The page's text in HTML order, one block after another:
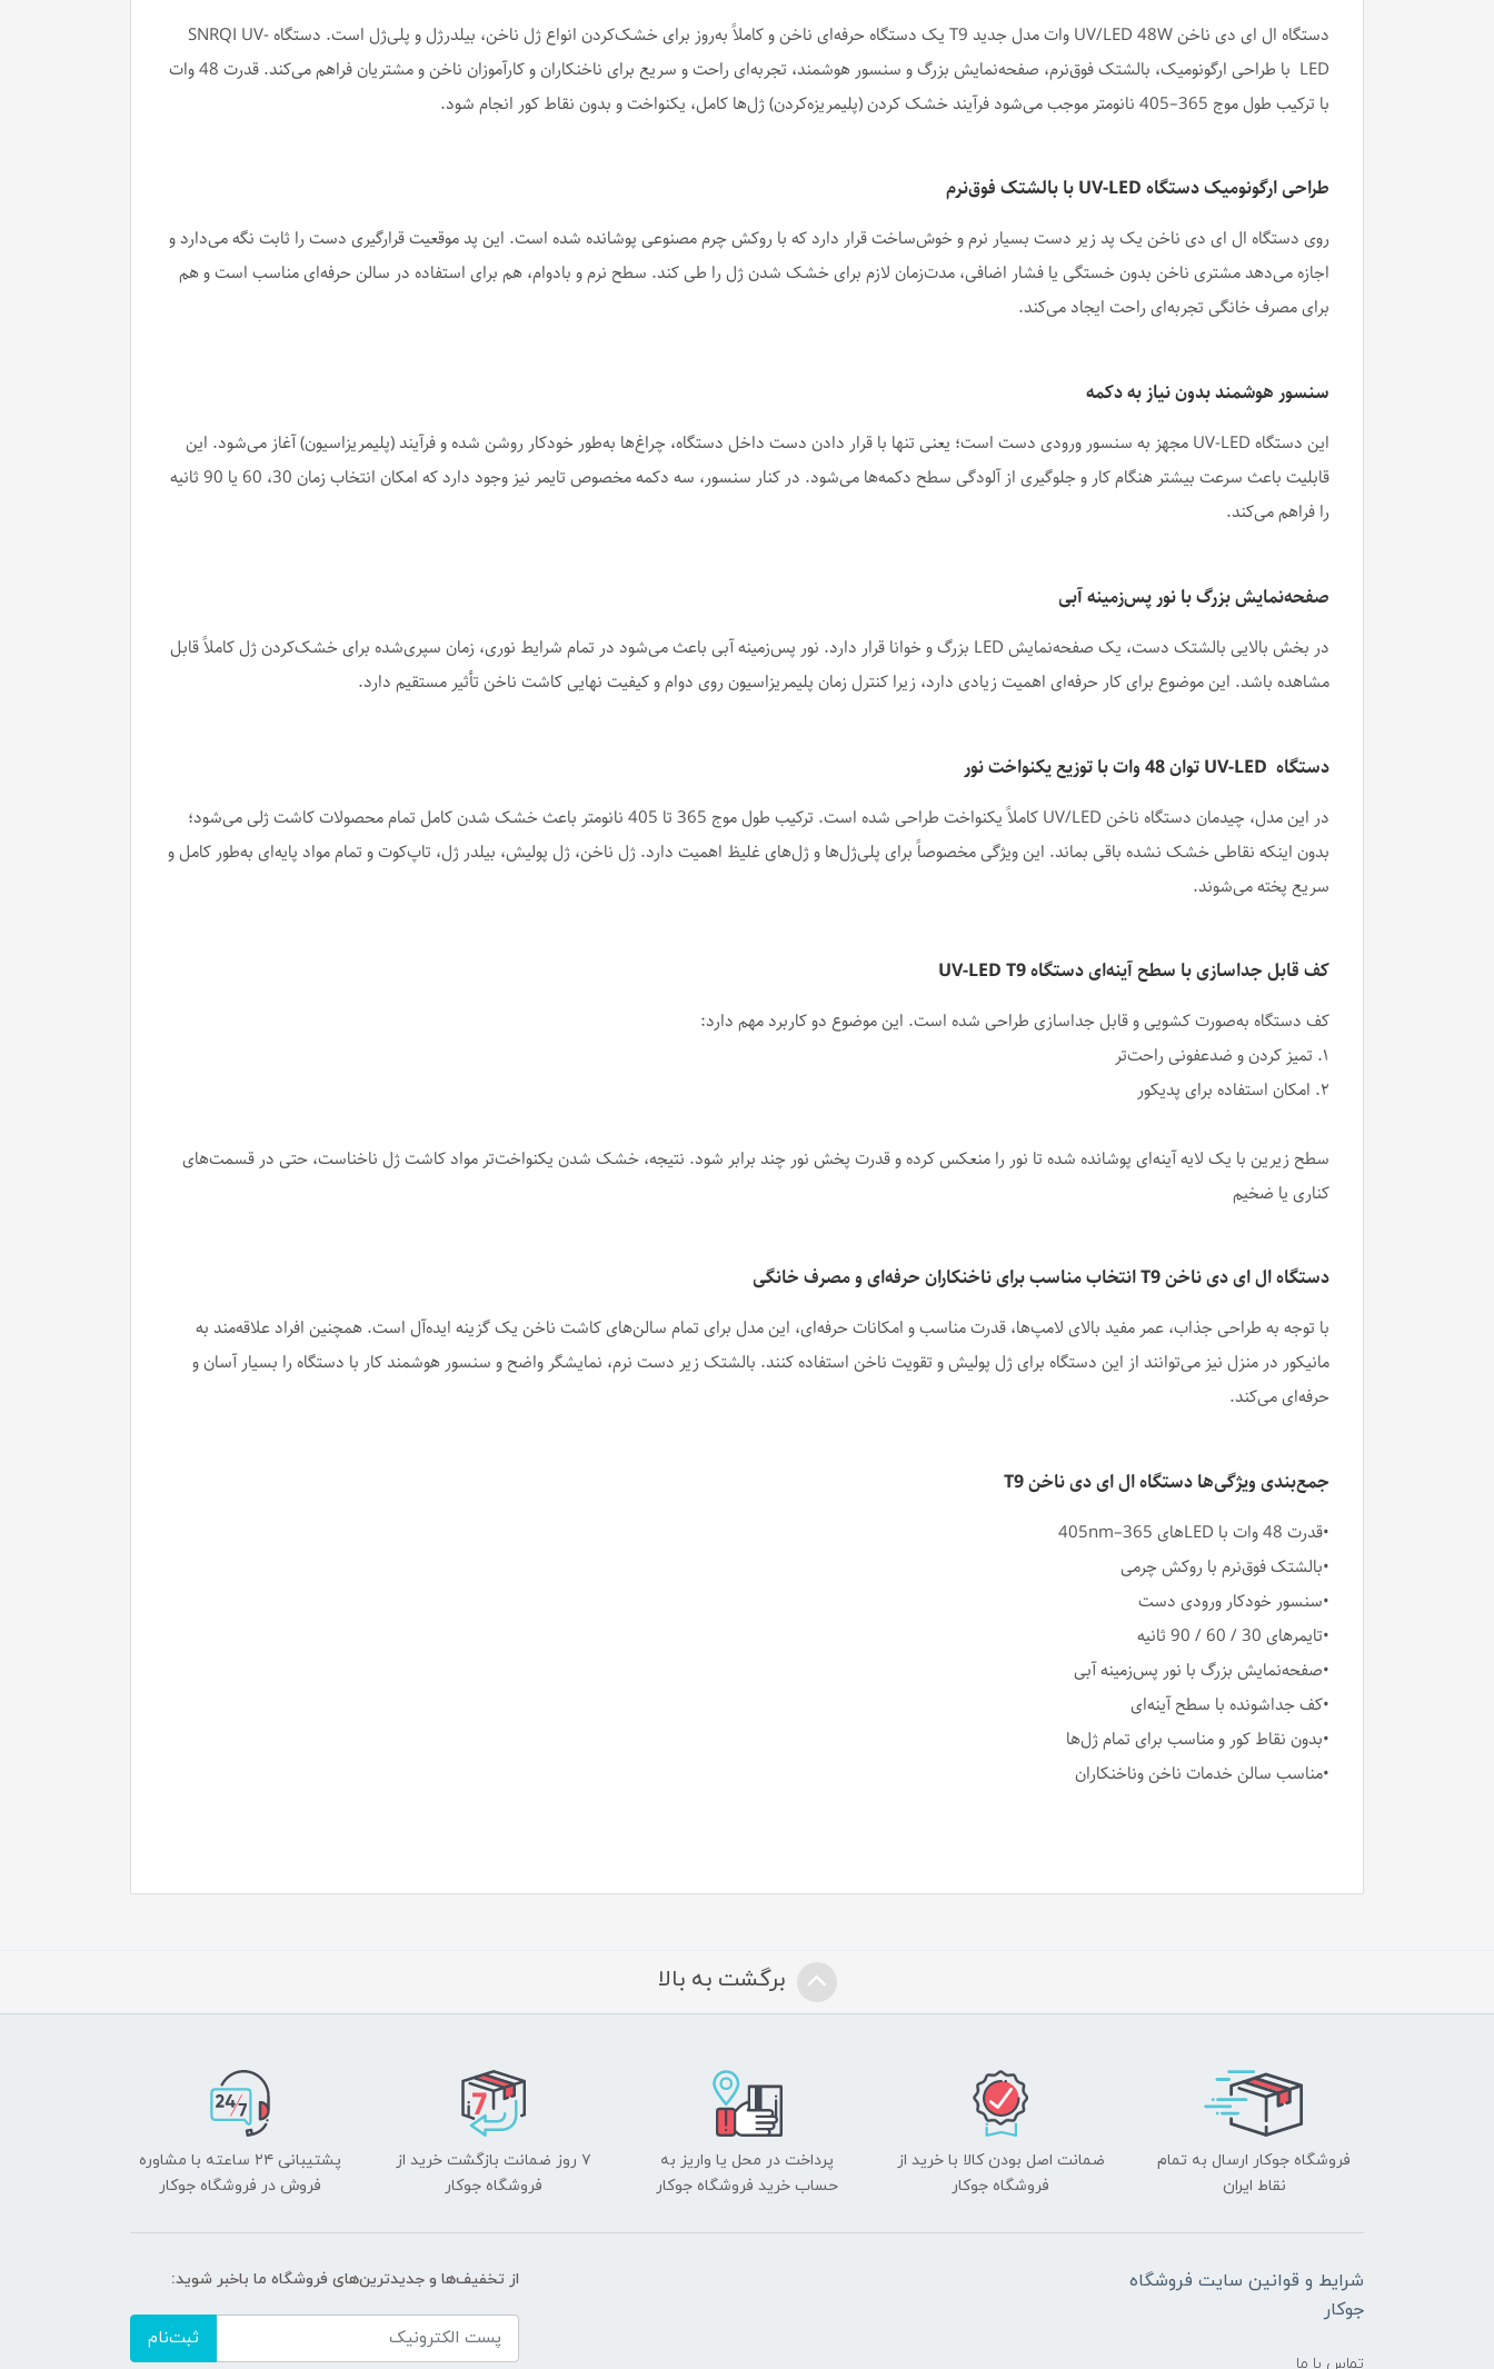
دستگاه ال ای دی ناخن UV/LED 48W وات مدل جدید T9 یک دستگاه حرفه‌ای ناخن و کاملاً به‌روز برای خشک‌کردن انواع ژل ناخن، بیلدرژل و پلی‌ژل است. دستگاه SNRQI UV-
LED با طراحی ارگونومیک، بالشتک فوق‌نرم، صفحه‌نمایش بزرگ و سنسور هوشمند، تجربه‌ای راحت و سریع برای ناخنکاران و کارآموزان ناخن و مشتریان فراهم می‌کند. قدرت 48 وات
با ترکیب طول موج 365–405 نانومتر موجب می‌شود فرآیند خشک کردن (پلیمریزه‌کردن) ژل‌ها کامل، یکنواخت و بدون نقاط کور انجام شود.
طراحی ارگونومیک دستگاه UV-LED با بالشتک فوق‌نرم
روی دستگاه ال ای دی ناخن یک پد زیر دست بسیار نرم و خوش‌ساخت قرار دارد که با روکش چرم مصنوعی پوشانده شده است. این پد موقعیت قرارگیری دست را ثابت نگه می‌دارد و
اجازه می‌دهد مشتری ناخن بدون خستگی یا فشار اضافی، مدت‌زمان لازم برای خشک شدن ژل را طی کند. سطح نرم و بادوام، هم برای استفاده در سالن حرفه‌ای مناسب است و هم
برای مصرف خانگی تجربه‌ای راحت ایجاد می‌کند.
سنسور هوشمند بدون نیاز به دکمه
این دستگاه UV-LED مجهز به سنسور ورودی دست است؛ یعنی تنها با قرار دادن دست داخل دستگاه، چراغ‌ها به‌طور خودکار روشن شده و فرآیند (پلیمریزاسیون) آغاز می‌شود. این
قابلیت باعث سرعت بیشتر هنگام کار و جلوگیری از آلودگی سطح دکمه‌ها می‌شود. در کنار سنسور، سه دکمه مخصوص تایمر نیز وجود دارد که امکان انتخاب زمان 30، 60 یا 90 ثانیه
را فراهم می‌کند.
صفحه‌نمایش بزرگ با نور پس‌زمینه آبی
در بخش بالایی بالشتک دست، یک صفحه‌نمایش LED بزرگ و خوانا قرار دارد. نور پس‌زمینه آبی باعث می‌شود در تمام شرایط نوری، زمان سپری‌شده برای خشک‌کردن ژل کاملاً قابل
مشاهده باشد. این موضوع برای کار حرفه‌ای اهمیت زیادی دارد، زیرا کنترل زمان پلیمریزاسیون روی دوام و کیفیت نهایی کاشت ناخن تأثیر مستقیم دارد.
دستگاه UV-LED توان 48 وات با توزیع یکنواخت نور
در این مدل، چیدمان دستگاه ناخن UV/LED کاملاً یکنواخت طراحی شده است. ترکیب طول موج 365 تا 405 نانومتر باعث خشک شدن کامل تمام محصولات کاشت ژلی می‌شود؛
بدون اینکه نقاطی خشک نشده باقی بماند. این ویژگی مخصوصاً برای پلی‌ژل‌ها و ژل‌های غلیظ اهمیت دارد. ژل ناخن، ژل پولیش، بیلدر ژل، تاپ‌کوت و تمام مواد پایه‌ای به‌طور کامل و
سریع پخته می‌شوند.
کف قابل جداسازی با سطح آینه‌ای دستگاه UV-LED T9
کف دستگاه به‌صورت کشویی و قابل جداسازی طراحی شده است. این موضوع دو کاربرد مهم دارد:
۱. تمیز کردن و ضدعفونی راحت‌تر
۲. امکان استفاده برای پدیکور
سطح زیرین با یک لایه آینه‌ای پوشانده شده تا نور را منعکس کرده و قدرت پخش نور چند برابر شود. نتیجه، خشک شدن یکنواخت‌تر مواد کاشت ژل ناخناست، حتی در قسمت‌های
کناری یا ضخیم
دستگاه ال ای دی ناخن T9 انتخاب مناسب برای ناخنکاران حرفه‌ای و مصرف خانگی
با توجه به طراحی جذاب، عمر مفید بالای لامپ‌ها، قدرت مناسب و امکانات حرفه‌ای، این مدل برای تمام سالن‌های کاشت ناخن یک گزینه ایده‌آل است. همچنین افراد علاقه‌مند به
مانیکور در منزل نیز می‌توانند از این دستگاه برای ژل پولیش و تقویت ناخن استفاده کنند. بالشتک زیر دست نرم، نمایشگر واضح و سنسور هوشمند کار با دستگاه را بسیار آسان و
حرفه‌ای می‌کند.
جمع‌بندی ویژگی‌ها دستگاه ال ای دی ناخن T9
•قدرت 48 وات با LEDهای 365–405nm
•بالشتک فوق‌نرم با روکش چرمی
•سنسور خودکار ورودی دست
•تایمرهای 30 / 60 / 90 ثانیه
•صفحه‌نمایش بزرگ با نور پس‌زمینه آبی
•کف جداشونده با سطح آینه‌ای
•بدون نقاط کور و مناسب برای تمام ژل‌ها
•مناسب سالن خدمات ناخن وناخنکاران
برگشت به بالا
فروشگاه جوکار ارسال به تمام
نقاط ایران
ضمانت اصل بودن کالا با خرید از
فروشگاه جوکار
پرداخت در محل یا واریز به
حساب خرید فروشگاه جوکار
۷ روز ضمانت بازگشت خرید از
فروشگاه جوکار
پشتیبانی ۲۴ ساعته با مشاوره
فروش در فروشگاه جوکار
شرایط و قوانین سایت فروشگاه
جوکار
تماس با ما
از تخفیف‌ها و جدیدترین‌های فروشگاه ما باخبر شوید:
ثبت‌نام